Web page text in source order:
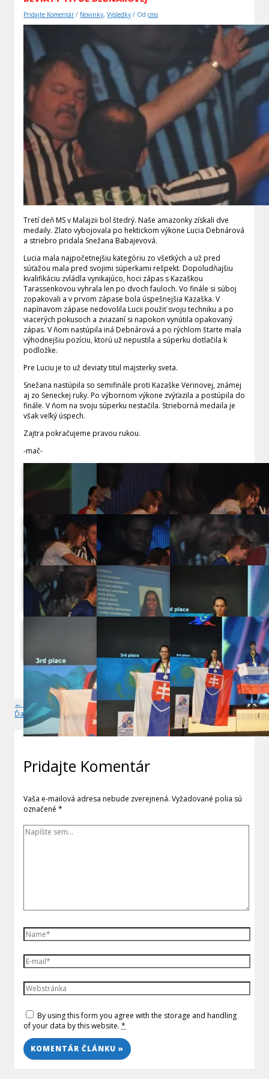
Pridajte Komentár / Novinky,Výsledky / Od cms
Tretí deň MS v Malajzii bol štedrý. Naše amazonky získali dve
medaily. Zlato vybojovala po hektickom výkone Lucia Debnárová
a striebro pridala Snežana Babajevová.
Lucia mala najpočetnejšiu kategóriu zo všetkých a už pred
súťažou mala pred svojimi súperkami rešpekt. Dopoludňajšiu
kvalifikáciu zvládla vynikajúco, hoci zápas s Kazaškou
Tarassenkovou vyhrala len po dvoch fauloch. Vo finále si súboj
zopakovali a v prvom zápase bola úspešnejšia Kazaška. V
napínavom zápase nedovolila Lucii použiť svoju techniku a po
viacerých pokusoch a zviazaní si napokon vynútila opakovaný
zápas. V ňom nastúpila iná Debnárová a po rýchlom štarte mala
výhodnejšiu pozíciu, ktorú už nepustila a súperku dotlačila k
podložke.
Pre Luciu je to už deviaty titul majsterky sveta.
Snežana nastúpila so semifinále proti Kazaške Verinovej, známej
aj zo Seneckej ruky. Po výbornom výkone zvýťazila a postúpila do
finále. V ňom na svoju súperku nestačila. Strieborná medaila je
však veľký úspech.
Zajtra pokračujeme pravou rukou.
-mač-
LOAD MORE
←
Predchádzajúci Článok
Ďalší Článok
→
Pridajte Komentár
Vaša e-mailová adresa nebude zverejnená. Vyžadované polia sú
označené*
By using this form you agree with the storage and handling
of your data by this website.*